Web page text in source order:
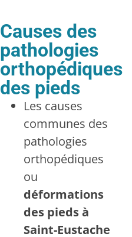
Causes des
pathologies
orthopédiques
des pieds
Les causes
communes des
pathologies
orthopédiques
ou
déformations
des pieds à
Saint-Eustache